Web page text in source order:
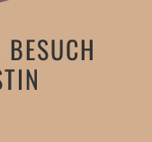
BESUCH